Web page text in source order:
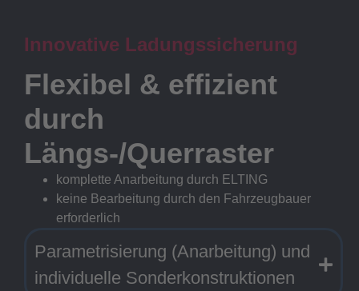
Innovative Ladungssicherung
Flexibel & effizient
durch
Längs-/Querraster
komplette Anarbeitung durch ELTING
keine Bearbeitung durch den Fahrzeugbauer
erforderlich
Parametrisierung (Anarbeitung) und
individuelle Sonderkonstruktionen